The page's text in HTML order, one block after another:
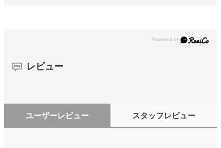
レビュー
ユーザーレビュー スタッフレビュー